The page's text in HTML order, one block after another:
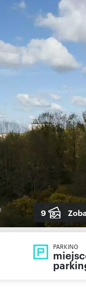
9
PARKING